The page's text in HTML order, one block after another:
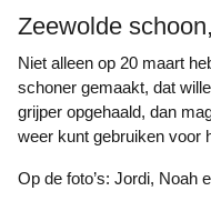
Zeewolde
Niet alleen op 20 maart hebben we samen Zeewolde een stukje
schoner gemaakt, dat
grijper opgehaald, dan
weer kunt gebruiken voor
Op de foto’s: Jordi,